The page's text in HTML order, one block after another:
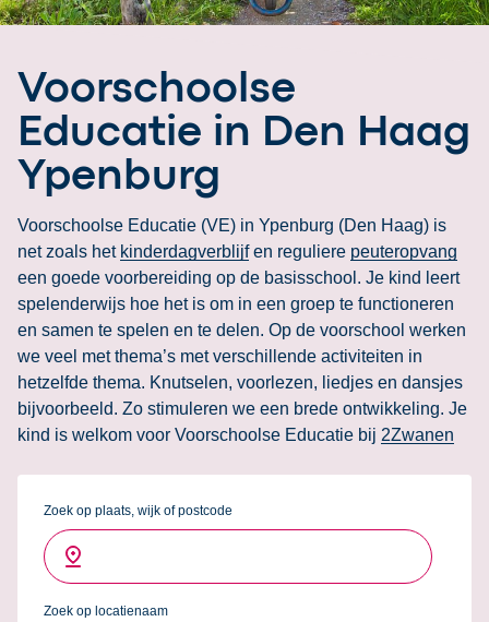
Voorschoolse
Educatie in Den Haag
Ypenburg
Voorschoolse Educatie (VE) in Ypenburg (Den Haag) is
net zoals het kinderdagverblijfen reguliere peuteropvang
een goede voorbereiding op de basisschool. Je kind leert
spelenderwijs hoe het is om in een groep te functioneren
en samen te spelen en te delen. Op de voorschool werken
we veel met thema’s met verschillende activiteiten in
hetzelfde thema. Knutselen, voorlezen, liedjes en dansjes
bijvoorbeeld. Zo stimuleren we een brede ontwikkeling. Je
kind is welkom voor Voorschoolse Educatie bij 2Zwanen
Zoek op plaats, wijk of postcode
Zoek op locatienaam